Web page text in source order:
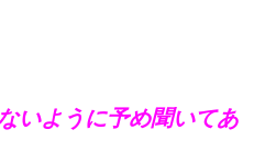
いように予め聞いてあ